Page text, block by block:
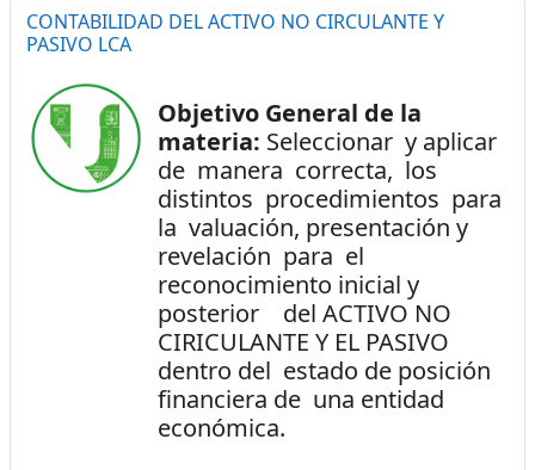
CONTABILIDAD DEL ACTIVO NO CIRCULANTE Y
PASIVO LCA
Objetivo General de la
materia: Seleccionar y aplicar
de manera correcta, los
distintos procedimientos para
la valuación, presentación y
revelación para el
reconocimiento inicial y
posterior del ACTIVO NO
CIRICULANTE Y EL PASIVO
dentro del estado de posición
financiera de una entidad
económica.